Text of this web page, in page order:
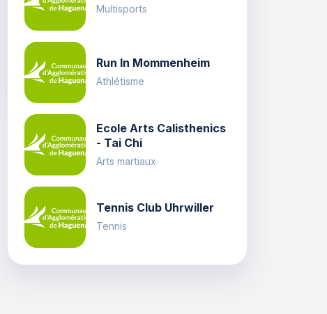
Multisports
Run In Mommenheim
Athlétisme
Ecole Arts Calisthenics
- Tai Chi
Arts martiaux
Tennis Club Uhrwiller
Tennis